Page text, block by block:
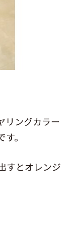
リングカラー
。
すとオレンジ